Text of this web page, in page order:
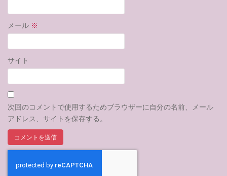
メール ※
サイト
次回のコメントで使用するためブラウザーに自分の名前、メール
アドレス、サイトを保存する。